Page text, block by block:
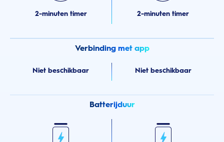
2-minuten timer 2-minuten timer
Verbinding met app
Niet beschikbaar Niet beschikbaar
Batterijduur